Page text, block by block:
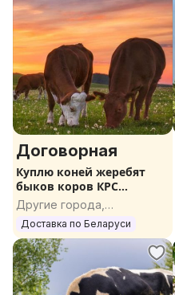
Договорная
Куплю коней жеребят
быков коров КРС
ДОРОГО
Другие города,
Гомельская область
Доставка по Беларуси